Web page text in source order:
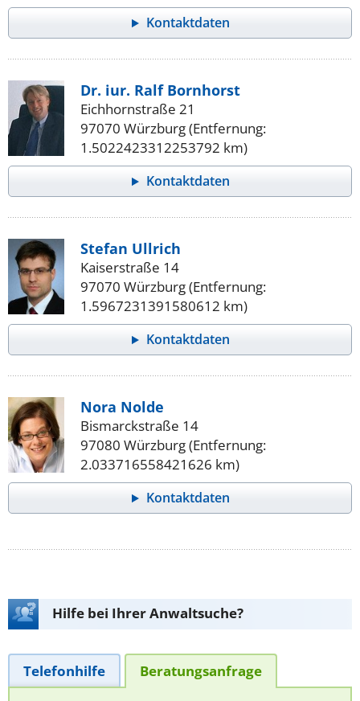
Kontaktdaten
Dr. iur. Ralf Bornhorst
Eichhornstraße 21
97070 Würzburg (Entfernung:
1.5022423312253792 km)
Kontaktdaten
Stefan Ullrich
Kaiserstraße 14
97070 Würzburg (Entfernung:
1.5967231391580612 km)
Kontaktdaten
Nora Nolde
Bismarckstraße 14
97080 Würzburg (Entfernung:
2.033716558421626 km)
Kontaktdaten
Hilfe bei Ihrer Anwaltsuche?
Telefonhilfe Beratungsanfrage